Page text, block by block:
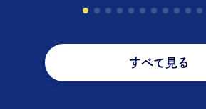
すべて見る
20代が選ぶ